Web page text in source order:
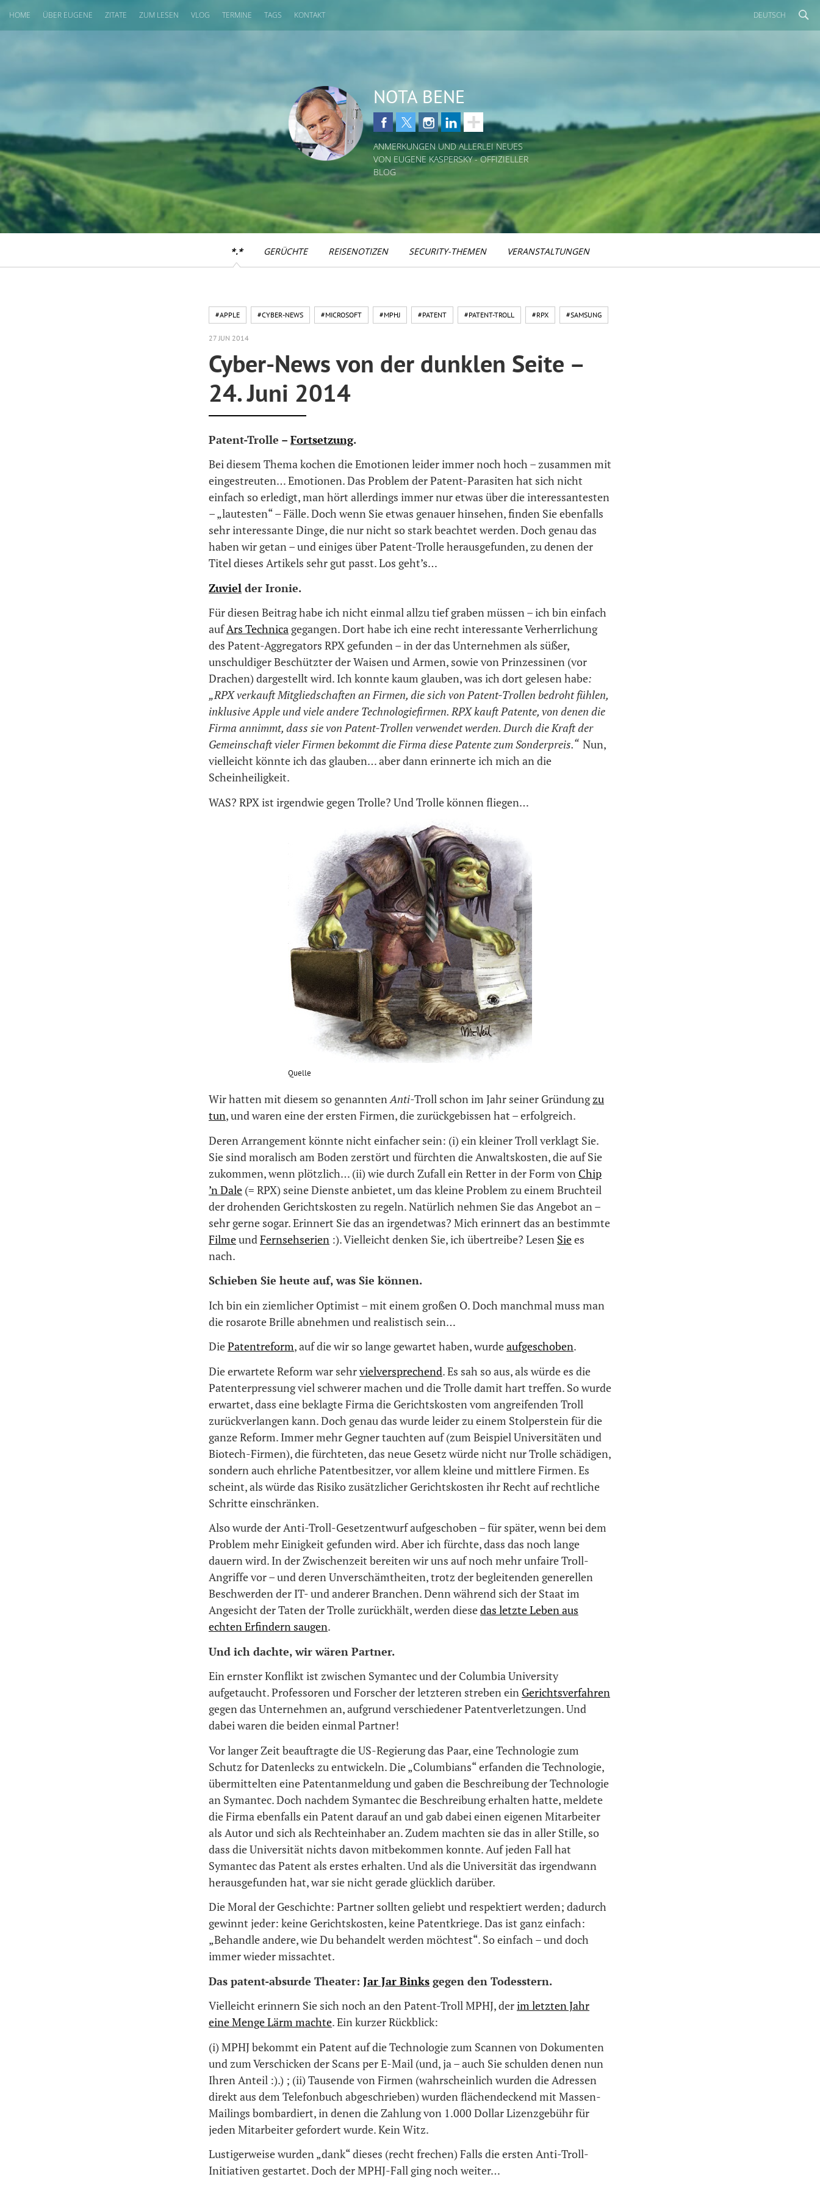
HOME ÜBER EUGENE ZITATE ZUM LESEN VLOG TERMINE TAGS KONTAKT DEUTSCH
NOTA BENE
ANMERKUNGEN UND ALLERLEI NEUES
VON EUGENE KASPERSKY - OFFIZIELLER
BLOG
*.* GERÜCHTE REISENOTIZEN SECURITY-THEMEN VERANSTALTUNGEN
#APPLE #CYBER-NEWS #MICROSOFT #MPHJ #PATENT #PATENT-TROLL #RPX #SAMSUNG
27 JUN 2014
Cyber-News von der dunklen Seite –
24. Juni 2014
Patent-Trolle – Fortsetzung.
Bei diesem Thema kochen die Emotionen leider immer noch hoch – zusammen mit
eingestreuten… Emotionen. Das Problem der Patent-Parasiten hat sich nicht
einfach so erledigt, man hört allerdings immer nur etwas über die interessantesten
– „lautesten“ – Fälle. Doch wenn Sie etwas genauer hinsehen, finden Sie ebenfalls
sehr interessante Dinge, die nur nicht so stark beachtet werden. Doch genau das
haben wir getan – und einiges über Patent-Trolle herausgefunden, zu denen der
Titel dieses Artikels sehr gut passt. Los geht’s…
Zuviel der Ironie.
Für diesen Beitrag habe ich nicht einmal allzu tief graben müssen – ich bin einfach
aufArs Technica gegangen. Dort habe ich eine recht interessante Verherrlichung
des Patent-Aggregators RPX gefunden – in der das Unternehmen als süßer,
unschuldiger Beschützter der Waisen und Armen, sowie von Prinzessinen (vor
Drachen) dargestellt wird. Ich konnte kaum glauben, was ich dort gelesen habe:
„RPX verkauft Mitgliedschaften an Firmen, die sich von Patent-Trollen bedroht fühlen,
inklusive Apple und viele andere Technologiefirmen. RPX kauft Patente, von denen die
Firma annimmt, dass sie von Patent-Trollen verwendet werden. Durch die Kraft der
Gemeinschaft vieler Firmen bekommt die Firma diese Patente zum Sonderpreis.“ Nun,
vielleicht könnte ich das glauben… aber dann erinnerte ich mich an die
Scheinheiligkeit.
WAS? RPX ist irgendwie gegen Trolle? Und Trolle können fliegen…
Quelle
Wir hatten mit diesem so genanntenAnti-Troll schon im Jahr seiner Gründungzu
tun, und waren eine der ersten Firmen, die zurückgebissen hat – erfolgreich.
Deren Arrangement könnte nicht einfacher sein: (i) ein kleiner Troll verklagt Sie.
Sie sind moralisch am Boden zerstört und fürchten die Anwaltskosten, die auf Sie
zukommen, wenn plötzlich… (ii) wie durch Zufall ein Retter in der Form von Chip
’n Dale (= RPX) seine Dienste anbietet, um das kleine Problem zu einem Bruchteil
der drohenden Gerichtskosten zu regeln. Natürlich nehmen Sie das Angebot an –
sehr gerne sogar. Erinnert Sie das an irgendetwas? Mich erinnert das an bestimmte
FilmeundFernsehserien :). Vielleicht denken Sie, ich übertreibe? Lesen Siees
nach.
Schieben Sie heute auf, was Sie können.
Ich bin ein ziemlicher Optimist – mit einem großen O. Doch manchmal muss man
die rosarote Brille abnehmen und realistisch sein…
DiePatentreform, auf die wir so lange gewartet haben, wurdeaufgeschoben.
Die erwartete Reform war sehrvielversprechend. Es sah so aus, als würde es die
Patenterpressung viel schwerer machen und die Trolle damit hart treffen. So wurde
erwartet, dass eine beklagte Firma die Gerichtskosten vom angreifenden Troll
zurückverlangen kann. Doch genau das wurde leider zu einem Stolperstein für die
ganze Reform. Immer mehr Gegner tauchten auf (zum Beispiel Universitäten und
Biotech-Firmen), die fürchteten, das neue Gesetz würde nicht nur Trolle schädigen,
sondern auch ehrliche Patentbesitzer, vor allem kleine und mittlere Firmen. Es
scheint, als würde das Risiko zusätzlicher Gerichtskosten ihr Recht auf rechtliche
Schritte einschränken.
Also wurde der Anti-Troll-Gesetzentwurf aufgeschoben – für später, wenn bei dem
Problem mehr Einigkeit gefunden wird. Aber ich fürchte, dass das noch lange
dauern wird. In der Zwischenzeit bereiten wir uns auf noch mehr unfaire Troll-
Angriffe vor – und deren Unverschämtheiten, trotz der begleitenden generellen
Beschwerden der IT- und anderer Branchen. Denn während sich der Staat im
Angesicht der Taten der Trolle zurückhält, werden diesedas letzte Leben aus
echten Erfindern saugen.
Und ich dachte, wir wären Partner.
Ein ernster Konflikt ist zwischen Symantec und der Columbia University
aufgetaucht. Professoren und Forscher der letzteren streben ein Gerichtsverfahren
gegen das Unternehmen an, aufgrund verschiedener Patentverletzungen. Und
dabei waren die beiden einmal Partner!
Vor langer Zeit beauftragte die US-Regierung das Paar, eine Technologie zum
Schutz for Datenlecks zu entwickeln. Die „Columbians“ erfanden die Technologie,
übermittelten eine Patentanmeldung und gaben die Beschreibung der Technologie
an Symantec. Doch nachdem Symantec die Beschreibung erhalten hatte, meldete
die Firma ebenfalls ein Patent darauf an und gab dabei einen eigenen Mitarbeiter
als Autor und sich als Rechteinhaber an. Zudem machten sie das in aller Stille, so
dass die Universität nichts davon mitbekommen konnte. Auf jeden Fall hat
Symantec das Patent als erstes erhalten. Und als die Universität das irgendwann
herausgefunden hat, war sie nicht gerade glücklich darüber.
Die Moral der Geschichte: Partner sollten geliebt und respektiert werden; dadurch
gewinnt jeder: keine Gerichtskosten, keine Patentkriege. Das ist ganz einfach:
„Behandle andere, wie Du behandelt werden möchtest“. So einfach – und doch
immer wieder missachtet.
Das patent-absurde Theater: Jar Jar Binks gegen den Todesstern.
Vielleicht erinnern Sie sich noch an den Patent-Troll MPHJ, derim letzten Jahr
eine Menge Lärm machte. Ein kurzer Rückblick:
(i) MPHJ bekommt ein Patent auf die Technologie zum Scannen von Dokumenten
und zum Verschicken der Scans per E-Mail (und, ja – auch Sie schulden denen nun
Ihren Anteil :).) ; (ii) Tausende von Firmen (wahrscheinlich wurden die Adressen
direkt aus dem Telefonbuch abgeschrieben) wurden flächendeckend mit Massen-
Mailings bombardiert, in denen die Zahlung von 1.000 Dollar Lizenzgebühr für
jeden Mitarbeiter gefordert wurde. Kein Witz.
Lustigerweise wurden „dank“ dieses (recht frechen) Falls die ersten Anti-Troll-
Initiativen gestartet. Doch der MPHJ-Fall ging noch weiter…